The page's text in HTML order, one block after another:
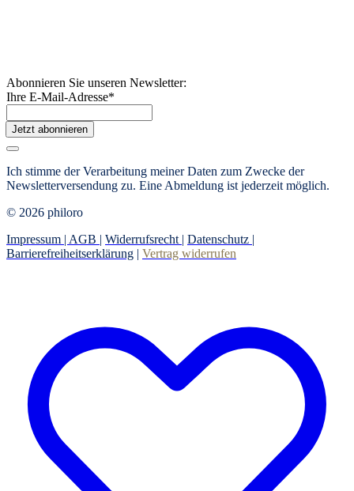
Abonnieren Sie unseren Newsletter:
Ihre E-Mail-Adresse*
Jetzt abonnieren
Ich stimme der Verarbeitung meiner Daten zum Zwecke der
Newsletterversendung zu. Eine Abmeldung ist jederzeit möglich.
© 2026 philoro
Impressum | AGB | Widerrufsrecht | Datenschutz |
Barrierefreiheitserklärung | Vertrag widerrufen